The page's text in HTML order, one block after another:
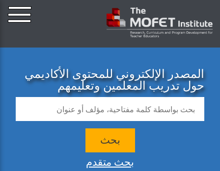
المصدر الإلكتروني للمحتوى الأكاديمي
حول تدريب المعلمين وتعليمهم
بحث
بحث متقدم